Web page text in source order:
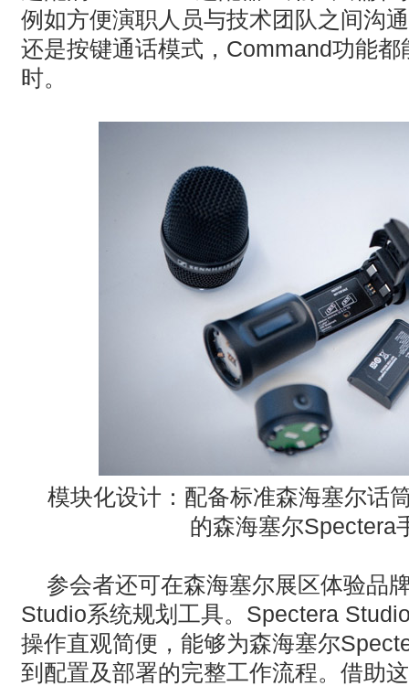
例如方便演职人员与技术团队之间沟
还是按键通话模式，Command功能
时。
模块化设计：配备标准森海塞尔话
的森海塞尔Spectera
参会者还可在森海塞尔展区体验品
Studio系统规划工具。Spectera
操作直观简便，能够为森海塞尔
到配置及部署的完整工作流程。借助